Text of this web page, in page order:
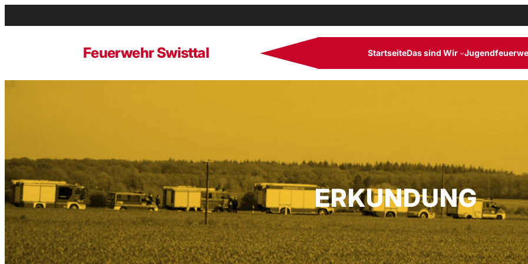
Inhalt
Feuerwehr Swisttal StartseiteDas sind Wir
ERKUNDUNG